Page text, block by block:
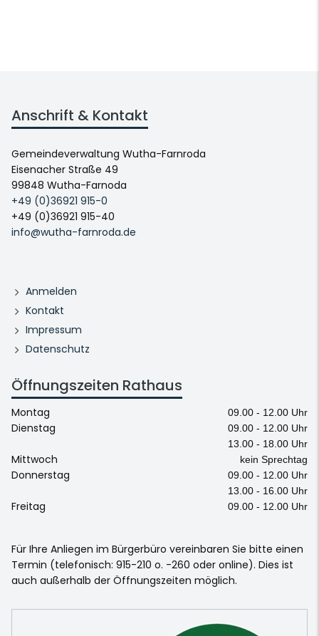
Anschrift & Kontakt
Gemeindeverwaltung Wutha-Farnroda
Eisenacher Straße 49
99848 Wutha-Farnoda
+49 (0)36921 915-0
+49 (0)36921 915-40
info@wutha-farnroda.de
Anmelden
Kontakt
Impressum
Datenschutz
Öffnungszeiten Rathaus
Montag 09.00 - 12.00 Uhr
Dienstag
09.00 - 12.00 Uhr
13.00 - 18.00 Uhr
Mittwoch kein Sprechtag
Donnerstag
09.00 - 12.00 Uhr
13.00 - 16.00 Uhr
Freitag 09.00 - 12.00 Uhr
Für Ihre Anliegen im Bürgerbüro vereinbaren Sie bitte einen
Termin (telefonisch: 915-210 o. -260 oder online). Dies ist
auch außerhalb der Öffnungszeiten möglich.